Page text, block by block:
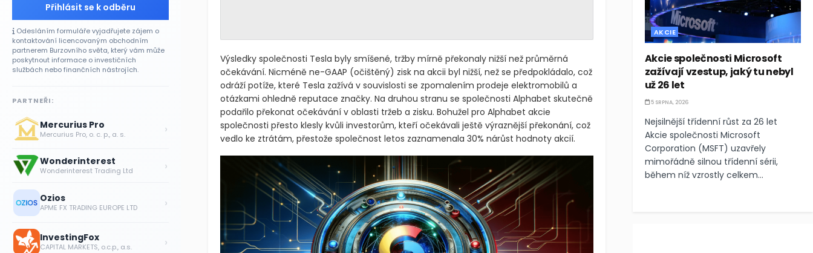
Výsledky společnosti Tesla byly smíšené, tržby mírně překonaly nižší než průměrná
očekávání. Nicméně ne-GAAP (očištěný) zisk na akcii byl nižší, než se předpokládalo, což
odráží potíže, které Tesla zažívá v souvislosti se zpomalením prodeje elektromobilů a
otázkami ohledně reputace značky. Na druhou stranu se společnosti Alphabet skutečně
podařilo překonat očekávání v oblasti tržeb a zisku. Bohužel pro Alphabet akcie
společnosti přesto klesly kvůli investorům, kteří očekávali ještě výraznější překonání, což
vedlo ke ztrátám, přestože společnost letos zaznamenala 30% nárůst hodnoty akcií.
Přihlásit se k odběru
Odesláním formuláře vyjadřujete zájem o
kontaktování licencovaným obchodním
partnerem Burzovního světa, který vám může
poskytnout informace o investičních
službách nebo finančních nástrojích.
PARTNEŘI:
Mercurius Pro
Mercurius Pro, o. c. p., a. s. ›
Wonderinterest
Wonderinterest Trading Ltd ›
Ozios
APME FX TRADING EUROPE LTD ›
InvestingFox
CAPITAL MARKETS, o.c.p., a.s. ›
AKCIE
Akcie společnosti Microsoft
zažívají vzestup, jaký tu nebyl
už 26 let
5 SRPNA, 2026
Nejsilnější třídenní růst za 26 let
Akcie společnosti Microsoft
Corporation (MSFT) uzavřely
mimořádně silnou třídenní sérii,
během níž vzrostly celkem...